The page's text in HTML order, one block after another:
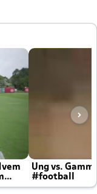
Ung vs.
#football